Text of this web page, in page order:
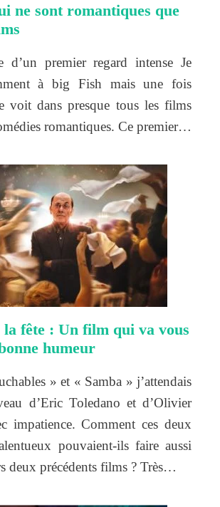
ne sont romantiques que
d’un premier regard intense Je
à big Fish mais une fois
voit dans presque tous les films
romantiques. Ce premier…
la fête : Un film qui va vous
humeur
» et « Samba » j’attendais
d’Eric Toledano et d’Olivier
impatience. Comment ces deux
pouvaient-ils faire aussi
deux précédents films ? Très…